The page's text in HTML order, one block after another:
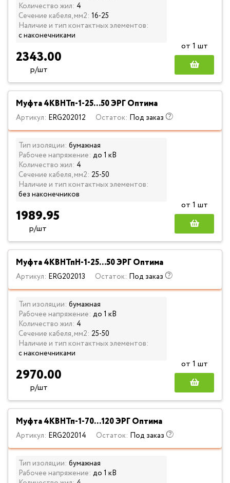
Количество жил: 4
Сечение кабеля, мм2: 16-25
Наличие и тип контактных элементов:
с наконечниками
2343.00
р/шт
от 1 шт
Муфта 4КВНТп-1-25...50 ЭРГ Оптима
Артикул: ERG202012 Остаток: Под заказ
Тип изоляции: бумажная
Рабочее напряжение: до 1 кВ
Количество жил: 4
Сечение кабеля, мм2: 25-50
Наличие и тип контактных элементов:
без наконечников
1989.95
р/шт
от 1 шт
Муфта 4КВНТпН-1-25...50 ЭРГ Оптима
Артикул: ERG202013 Остаток: Под заказ
Тип изоляции: бумажная
Рабочее напряжение: до 1 кВ
Количество жил: 4
Сечение кабеля, мм2: 25-50
Наличие и тип контактных элементов:
с наконечниками
2970.00
р/шт
от 1 шт
Муфта 4КВНТп-1-70...120 ЭРГ Оптима
Артикул: ERG202014 Остаток: Под заказ
Тип изоляции: бумажная
Рабочее напряжение: до 1 кВ